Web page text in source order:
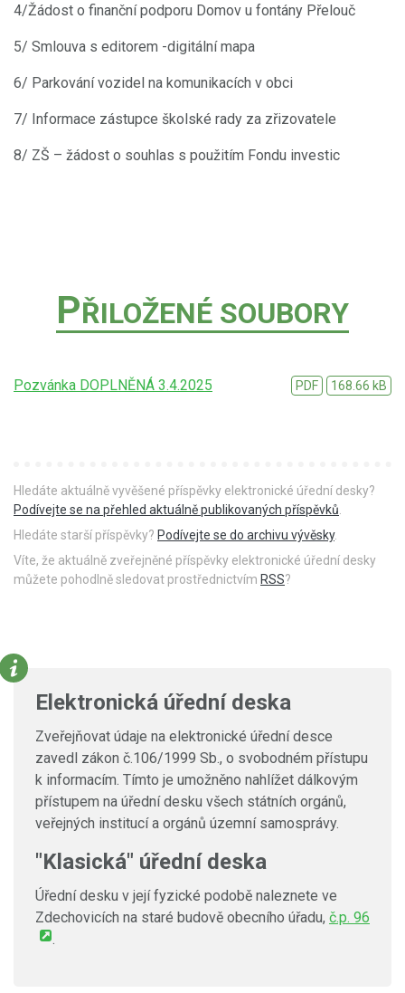
4/Žádost o finanční podporu Domov u fontány Přelouč
5/ Smlouva s editorem -digitální mapa
6/ Parkování vozidel na komunikacích v obci
7/ Informace zástupce školské rady za zřizovatele
8/ ZŠ – žádost o souhlas s použitím Fondu investic
PŘILOŽENÉ SOUBORY
Pozvánka DOPLNĚNÁ 3.4.2025 PDF 168.66 kB
Hledáte aktuálně vyvěšené příspěvky elektronické úřední desky?
Podívejte se na přehled aktuálně publikovaných příspěvků
Hledáte starší příspěvky? Podívejte se do archivu vývěsky.
Víte, že aktuálně zveřejněné příspěvky elektronické úřední desky
můžete pohodlně sledovat prostřednictvím RSS?
Elektronická úřední deska
Zveřejňovat údaje na elektronické úřední desce
zavedl zákon č.106/1999 Sb., o svobodném přístupu
k informacím. Tímto je umožněno nahlížet dálkovým
přístupem na úřední desku všech státních orgánů,
veřejných institucí a orgánů územní samosprávy.
"Klasická" úřední deska
Úřední desku v její fyzické podobě naleznete ve
Zdechovicích na staré budově obecního úřadu, č.p. 96
.